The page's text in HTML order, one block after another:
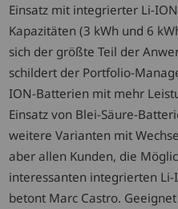
Einsatz mit integrierter Li-
Kapazitäten (3 kWh und 6
sich der größte Teil der
schildert der Portfolio-
ION-Batterien mit mehr
Einsatz von Blei-Säure-
weitere Varianten mit
aber allen Kunden, die
interessanten integrierten Li-
betont Marc Castro.